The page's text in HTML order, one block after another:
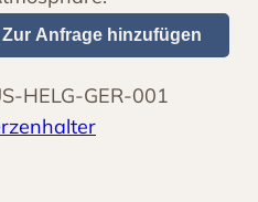
Zur Anfrage hinzufügen
HELG-GER-001